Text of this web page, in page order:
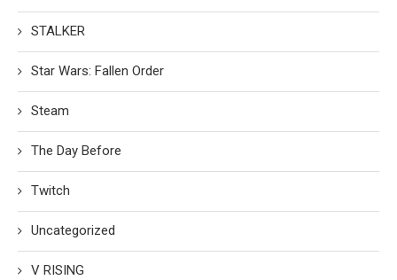
STALKER
Star Wars: Fallen Order
Steam
The Day Before
Twitch
Uncategorized
V RISING